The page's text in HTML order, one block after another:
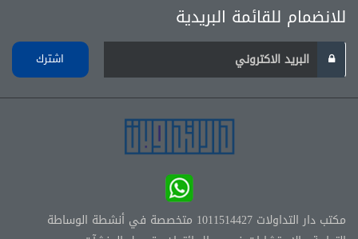
للانضمام للقائمة البريدية
اشترك
مكتب دار التداولات 1011514427 متخصصة في أنشطة الوساطة